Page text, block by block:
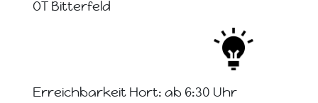
OT Bitterfeld
Erreichbarkeit Hort: ab 6:30 Uhr